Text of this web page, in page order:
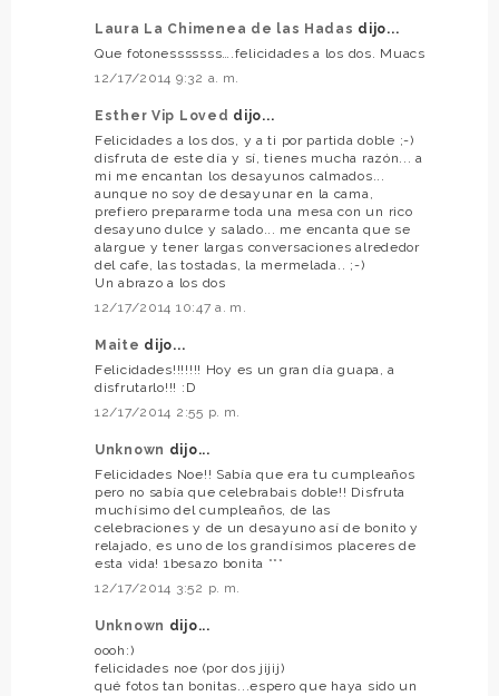
Laura La Chimenea de las Hadas dijo...
Que fotonesssssss….felicidades a los dos. Muacs
12/17/2014 9:32 a. m.
Esther Vip Loved dijo...
Felicidades a los dos, y a ti por partida doble ;-)
disfruta de este día y sí, tienes mucha razón... a
mi me encantan los desayunos calmados...
aunque no soy de desayunar en la cama,
prefiero prepararme toda una mesa con un rico
desayuno dulce y salado... me encanta que se
alargue y tener largas conversaciones alrededor
del cafe, las tostadas, la mermelada.. ;-)
Un abrazo a los dos
12/17/2014 10:47 a. m.
Maite dijo...
Felicidades!!!!!!! Hoy es un gran día guapa, a
disfrutarlo!!! :D
12/17/2014 2:55 p. m.
Unknown dijo...
Felicidades Noe!! Sabía que era tu cumpleaños
pero no sabía que celebrabais doble!! Disfruta
muchísimo del cumpleaños, de las
celebraciones y de un desayuno así de bonito y
relajado, es uno de los grandísimos placeres de
esta vida! 1besazo bonita ***
12/17/2014 3:52 p. m.
Unknown dijo...
oooh:)
felicidades noe (por dos jijij)
qué fotos tan bonitas...espero que haya sido un